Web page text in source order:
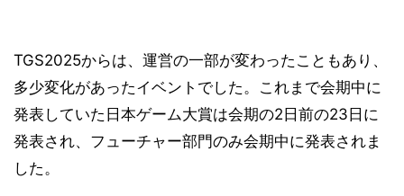
TGS2025からは、運営の一部が変わったこともあり、
多少変化があったイベントでした。これまで会期中に
発表していた日本ゲーム大賞は会期の2日前の23日に
発表され、フューチャー部門のみ会期中に発表されま
した。